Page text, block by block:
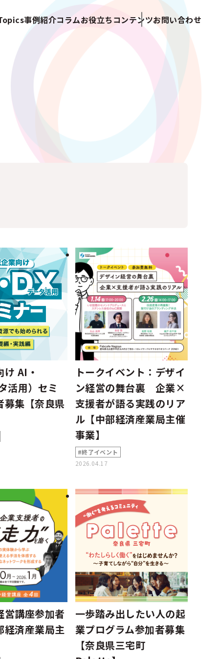
事例紹介コラムお役立ちコンテンツお問い合わせ
AI・
活用）セミ
募集【奈良県
トークイベント：デザイ
ン経営の舞台裏 企業×
支援者が語る実践のリア
ル【中部経済産業局主催
事業】
#終了イベント
2026.04.17
営講座参加者
経済産業局主
一歩踏み出したい人の起
業プログラム参加者募集
【奈良県三宅町